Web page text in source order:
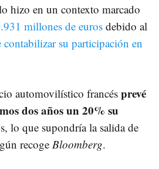
hizo en un contexto marcado
millones de euros debido al
su participación en
automovilístico francés prevé
dos años un 20% su
lo que supondría la salida de
recoge Bloomberg.